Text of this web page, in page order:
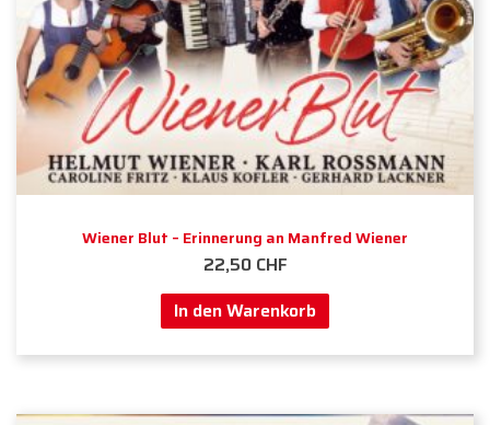
Wiener Blut – Erinnerung an Manfred Wiener
22,50 CHF
In den Warenkorb